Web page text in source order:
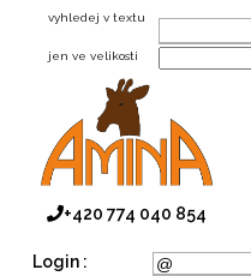
+420 774 040 854
vyhledej v textu
jen ve velikosti
Login :